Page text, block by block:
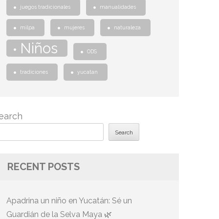
juegos tradicionales manualidades
milpa mujeres naturaleza
Niños ODS
tradiciones yucatan
Search
RECENT POSTS
Apadrina un niño en Yucatán: Sé un
Guardián de la Selva Maya 🌿